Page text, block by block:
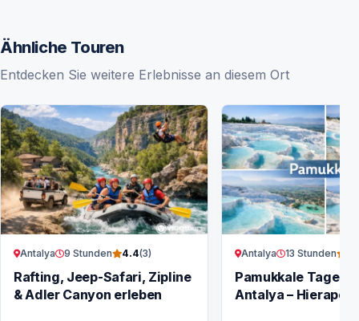
Ähnliche Touren
Entdecken Sie weitere Erlebnisse an diesem Ort
Antalya 9 Stunden 4.4(3)
Rafting, Jeep-Safari, Zipline
& Adler Canyon erleben
Antalya 13 Stunden
Pamukkale
Antalya –